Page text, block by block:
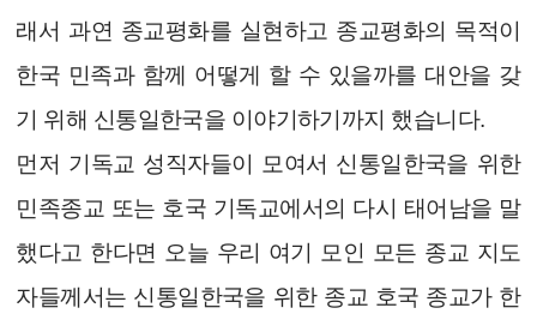
래서 과연 종교평화를 실현하고 종교평화의 목적이
한국 민족과 함께 어떻게 할 수 있을까를 대안을 갖
기 위해 신통일한국을 이야기하기까지 했습니다.
먼저 기독교 성직자들이 모여서 신통일한국을 위한
민족종교 또는 호국 기독교에서의 다시 태어남을 말
했다고 한다면 오늘 우리 여기 모인 모든 종교 지도
자들께서는 신통일한국을 위한 종교 호국 종교가 한